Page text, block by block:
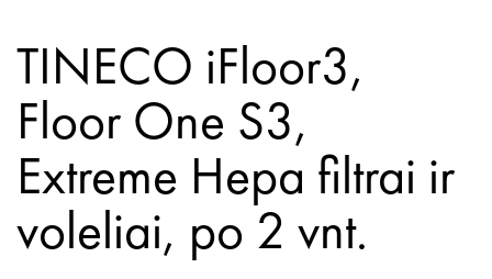
TINECO iFloor3,
Floor One S3,
Extreme Hepa filtrai ir
voleliai, po 2 vnt.